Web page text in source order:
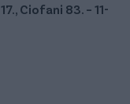
Ciofani 83. – 11-